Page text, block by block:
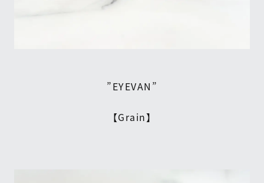
”EYEVAN”
【Grain】